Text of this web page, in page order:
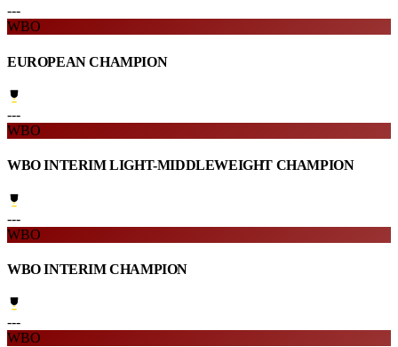
---
WBO
EUROPEAN CHAMPION
---
WBO
WBO INTERIM LIGHT-MIDDLEWEIGHT CHAMPION
---
WBO
WBO INTERIM CHAMPION
---
WBO